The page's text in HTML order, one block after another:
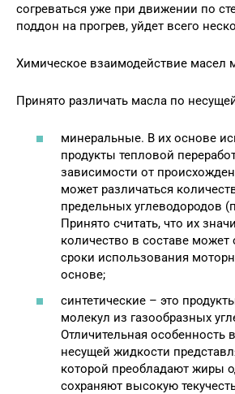
согреваться уже при движении по
поддон на прогрев, уйдет всего
Химическое взаимодействие масел
Принято различать масла по
минеральные. В их основе
продукты тепловой
зависимости от
может различаться
предельных углеводородов
Принято считать, что их
количество в составе может
сроки использования
основе;
синтетические – это
молекул из газообразных
Отличительная особенность
несущей жидкости
которой преобладают жиры
сохраняют высокую